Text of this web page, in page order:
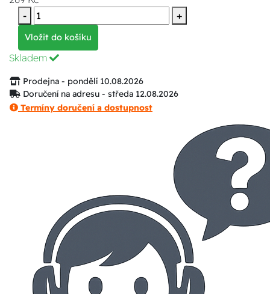
-
+
Vložit do košíku
Skladem
Prodejna - pondělí 10.08.2026
Doručení na adresu - středa 12.08.2026
Termíny doručení a dostupnost